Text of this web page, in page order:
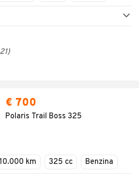
)
€ 700
Polaris Trail Boss 325
10.000 km 325 cc Benzina